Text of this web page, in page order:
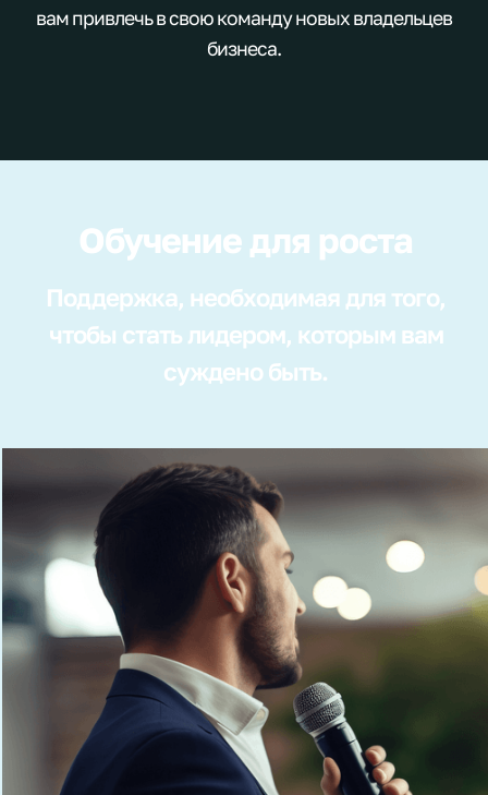
вам привлечь в свою команду новых владельцев
бизнеса.
Обучение для роста
Поддержка, необходимая для того,
чтобы стать лидером, которым вам
суждено быть.